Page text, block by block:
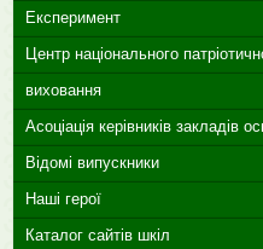
Експеримент
Центр національного
виховання
Асоціація керівників закладів
Відомі випускники
Наші герої
Каталог сайтів шкіл